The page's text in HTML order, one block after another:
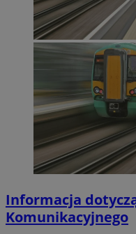
Informacja
Komunikacyjnego